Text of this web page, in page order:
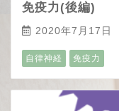
免疫力(後編)
2020年7月17日
自律神経 免疫力